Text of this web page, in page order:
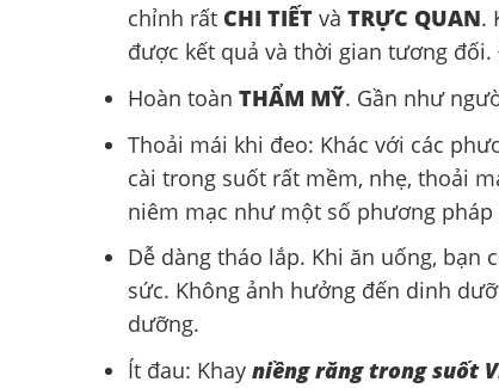
chỉnh rất CHI TIẾT và TRỰC QUAN.
được kết quả và thời gian tương
Hoàn toàn THẨM MỸ. Gần như
Thoải mái khi đeo: Khác với các
cài trong suốt rất mềm, nhẹ, thoải
niêm mạc như một số phương pháp
Dễ dàng tháo lắp. Khi ăn uống, bạn
sức. Không ảnh hưởng đến dinh
dưỡng.
Ít đau: Khay niềng răng trong suốt